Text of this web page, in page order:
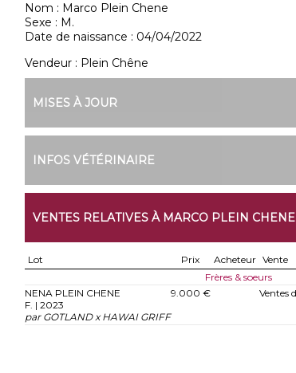
Nom : Marco Plein Chene
Sexe : M.
Date de naissance : 04/04/2022
Vendeur : Plein Chêne
MISES À JOUR
INFOS VÉTÉRINAIRE
VENTES RELATIVES À MARCO PLEIN CHENE
Lot Prix Acheteur Vente
Frères & soeurs
NENA PLEIN CHENE
F. | 2023
par GOTLAND x HAWAI GRIFF
9.000 € Ventes